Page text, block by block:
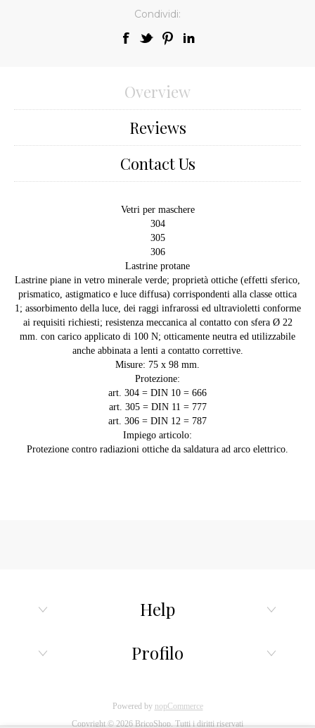
Condividi:
Overview
Reviews
Contact Us
Vetri per maschere
304
305
306
Lastrine protane
Lastrine piane in vetro minerale verde; proprietà ottiche (effetti sferico,
prismatico, astigmatico e luce diffusa) corrispondenti alla classe ottica
1; assorbimento della luce, dei raggi infrarossi ed ultravioletti conforme
ai requisiti richiesti; resistenza meccanica al contatto con sfera Ø 22
mm. con carico applicato di 100 N; otticamente neutra ed utilizzabile
anche abbinata a lenti a contatto correttive.
Misure: 75 x 98 mm.
Protezione:
art. 304 = DIN 10 = 666
art. 305 = DIN 11 = 777
art. 306 = DIN 12 = 787
Impiego articolo:
Protezione contro radiazioni ottiche da saldatura ad arco elettrico.
Help
Profilo
Powered by nopCommerce
Copyright © 2026 BricoShop. Tutti i diritti riservati